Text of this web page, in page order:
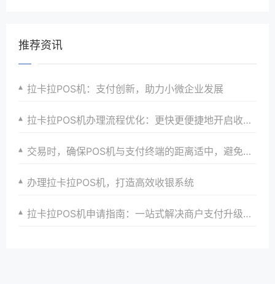
推荐资讯
拉卡拉POS机：支付创新，助力小微企业发展
拉卡拉POS机办理流程优化：更快更便捷地开启收银之旅，助力商家快速发展与成长壮大
交易时，确保POS机与支付终端的距离适中，避免信号干扰。
办理拉卡拉POS机，打造高效收银系统
拉卡拉POS机申请指南：一站式解决商户支付升级、智能化与创新需求